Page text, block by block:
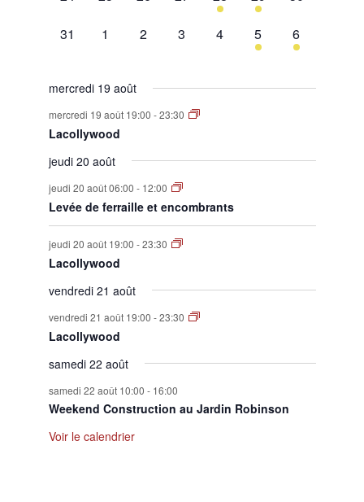
évènement,évènement,évènement,
0
31
0
1
0
2
0
3
0
évènement,
4
1
évènement,
5
1
évènement,
6
mercredi 19 août
mercredi 19 août 19:00 -23:30
Lacollywood
jeudi 20 août
jeudi 20 août 06:00 - 12:00
Levée de ferraille et encombrants
jeudi 20 août 19:00 -23:30
Lacollywood
vendredi 21 août
vendredi 21 août 19:00 -23:30
Lacollywood
samedi 22 août
samedi 22 août 10:00 - 16:00
Weekend Construction au Jardin Robinson
Voir le calendrier